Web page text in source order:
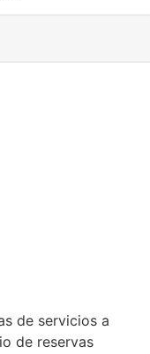
de servicios a
de reservas